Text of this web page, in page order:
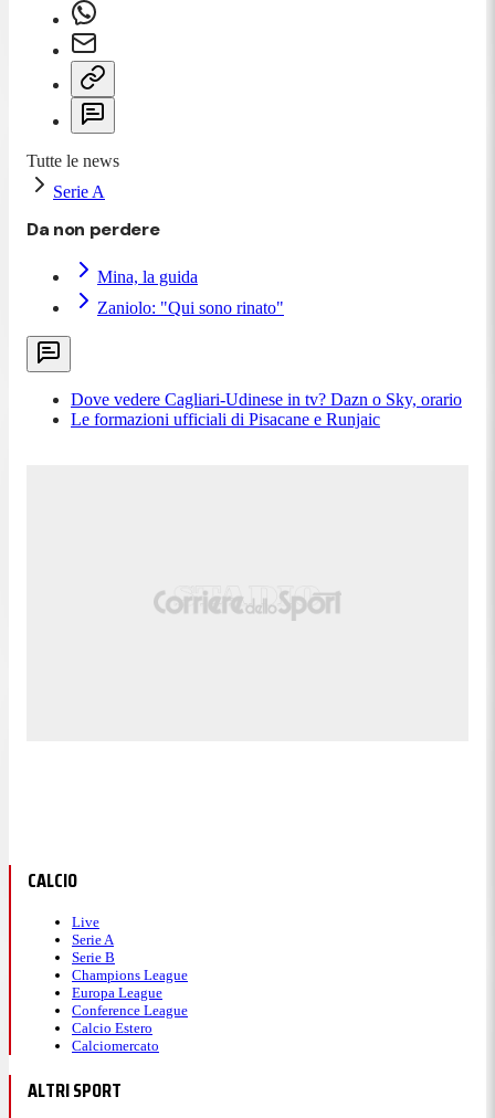
Tutte le news
Serie A
Da non perdere
Mina, la guida
Zaniolo: "Qui sono rinato"
Dove vedere Cagliari-Udinese in tv? Dazn o Sky, orario
Le formazioni ufficiali di Pisacane e Runjaic
CALCIO
Live
Serie A
Serie B
Champions League
Europa League
Conference League
Calcio Estero
Calciomercato
ALTRI SPORT